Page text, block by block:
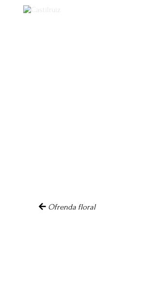
Navegación de artículo
Ofrenda floral